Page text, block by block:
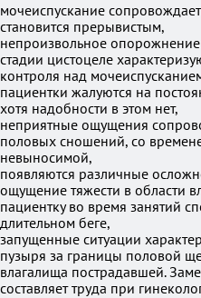
мочеиспускание
становится прерывистым,
непроизвольное
стадии цистоцеле
контроля над
пациентки жалуются на
хотя надобности в этом нет,
неприятные ощущения
половых сношений, со
невыносимой,
появляются различные
ощущение тяжести в области
пациентку во время занятий
длительном беге,
запущенные ситуации
пузыря за границы половой
влагалища пострадавшей.
составляет труда при